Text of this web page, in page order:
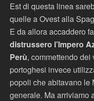
Est di questa linea
quelle a Ovest alla
E da allora accaddero
distrussero l’Impero
Perù, commettendo
portoghesi invece
popoli che abitavano le
generale. Ma arriviamo